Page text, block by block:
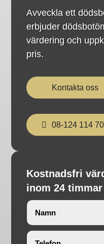
Avveckla ett
erbjuder
värdering och
pris.
Kontakta oss
08-124 114 70
Kostnadsfri
inom 24 timmar